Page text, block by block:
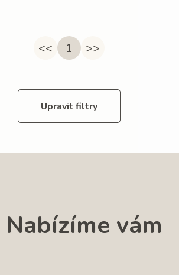
<< 1 >>
Upravit filtry
Nabízíme vám